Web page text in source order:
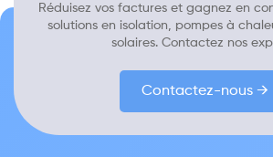
Réduisez vos factures et gagnez en
solutions en isolation, pompes à
solaires. Contactez nos
Contactez-nous →